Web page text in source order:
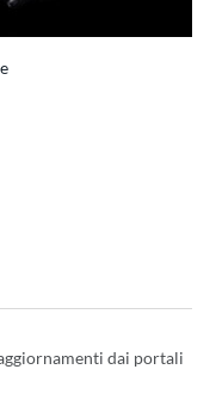
dai portali